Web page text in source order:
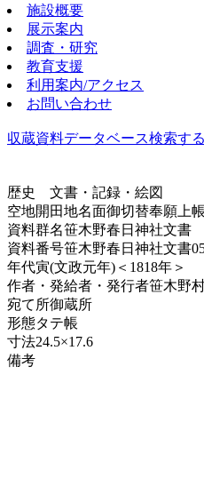
施設概要
展示案内
調査・研究
教育支援
利用案内/アクセス
お問い合わせ
収蔵資料データベース検索する
歴史
文書・記録・絵図
空地開田地名面御切替奉願上帳
資料群名笹木野春日神社文書
資料番号笹木野春日神社文書
年代寅(文政元年)＜1818年＞
作者・発給者・発行者笹木野
宛て所御蔵所
形態タテ帳
寸法24.5×17.6
備考